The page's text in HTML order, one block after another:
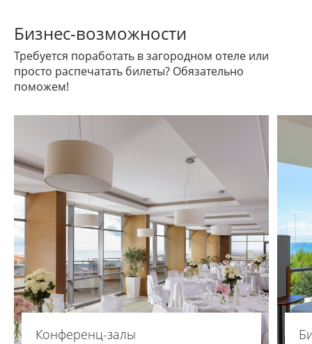
Бизнес-возможности
Требуется поработать в загородном отеле или
просто распечатать билеты? Обязательно
поможем!
Конференц-залы